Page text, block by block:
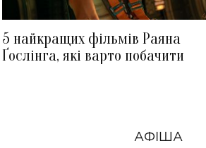
5 найкращих фільмів Раяна
Ґослінга, які варто побачити
АФІША